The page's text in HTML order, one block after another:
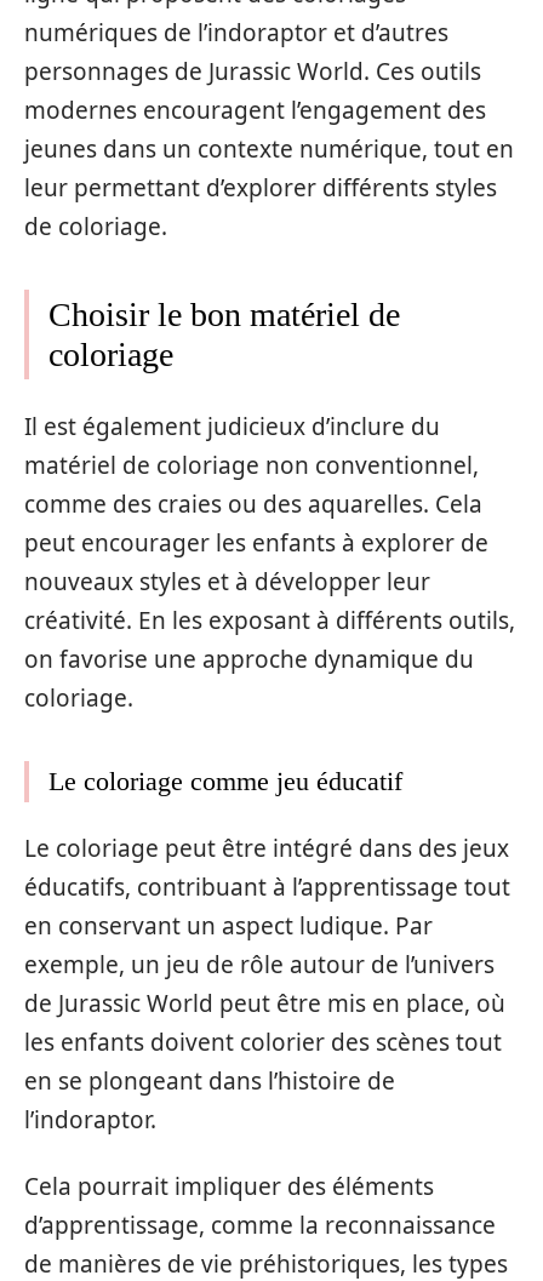
numériques de l’indoraptor et d’autres
personnages de Jurassic World. Ces outils
modernes encouragent l’engagement des
jeunes dans un contexte numérique, tout en
leur permettant d’explorer différents styles
de coloriage.
Choisir le bon matériel de
coloriage
Il est également judicieux d’inclure du
matériel de coloriage non conventionnel,
comme des craies ou des aquarelles. Cela
peut encourager les enfants à explorer de
nouveaux styles et à développer leur
créativité. En les exposant à différents outils,
on favorise une approche dynamique du
coloriage.
Le coloriage comme jeu éducatif
Le coloriage peut être intégré dans des jeux
éducatifs, contribuant à l’apprentissage tout
en conservant un aspect ludique. Par
exemple, un jeu de rôle autour de l’univers
de Jurassic World peut être mis en place, où
les enfants doivent colorier des scènes tout
en se plongeant dans l’histoire de
l’indoraptor.
Cela pourrait impliquer des éléments
d’apprentissage, comme la reconnaissance
de manières de vie préhistoriques, les types